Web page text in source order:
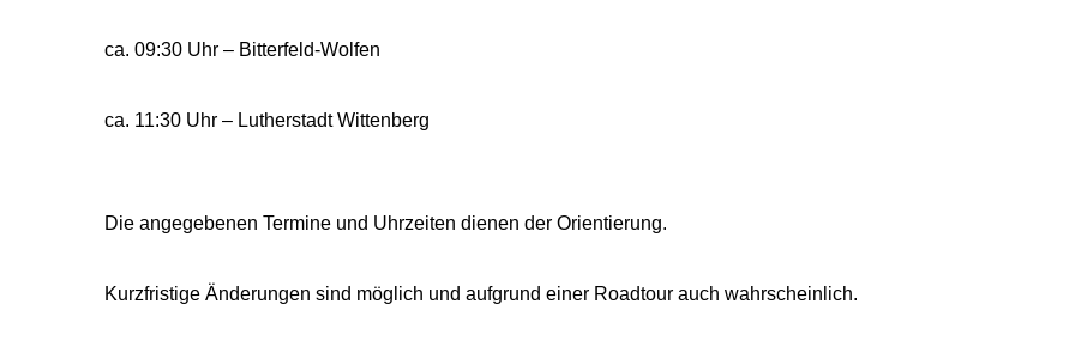
ca. 09:30 Uhr – Bitterfeld-Wolfen
ca. 11:30 Uhr – Lutherstadt Wittenberg
Die angegebenen Termine und Uhrzeiten dienen der Orientierung.
Kurzfristige Änderungen sind möglich und aufgrund einer Roadtour auch wahrscheinlich.